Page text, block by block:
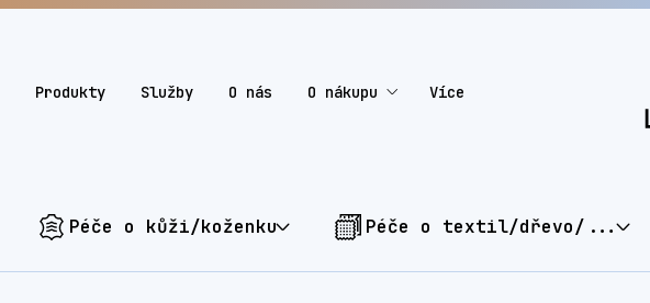
Produkty Služby O nás O nákupu Více
Péče o kůži/koženku Péče o textil/dřevo/...